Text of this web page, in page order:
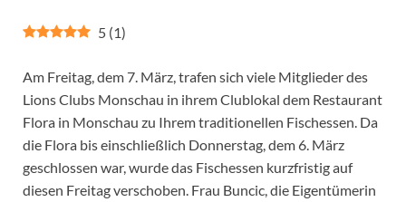
5 (1)
Am Freitag, dem 7. März, trafen sich viele Mitglieder des
Lions Clubs Monschau in ihrem Clublokal dem Restaurant
Flora in Monschau zu Ihrem traditionellen Fischessen. Da
die Flora bis einschließlich Donnerstag, dem 6. März
geschlossen war, wurde das Fischessen kurzfristig auf
diesen Freitag verschoben. Frau Buncic, die Eigentümerin